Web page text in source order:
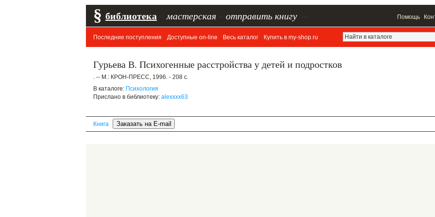
§ библиотека мастерская отправить книгу Помощь
Последние поступления Доступные on-line Весь каталог Купить в my-shop.ru
Гурьева В. Психогенные расстройства у детей и подростков
. -- М.: КРОН-ПРЕСС, 1996. - 208 с.
В каталоге: Психология
Прислано в библиотеку: alexxxx63
Книга